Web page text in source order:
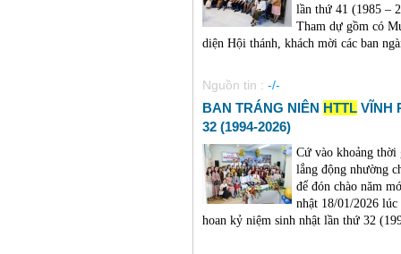
lần thứ 41 (1985 –
Tham dự gồm có
diện Hội thánh, khách mời các ban
Nguồn tin : -/-
BAN TRÁNG NIÊN HTTL VĨNH
32 (1994-2026)
Cứ vào khoảng thời
lắng động nhường
để đón chào năm
nhật 18/01/2026
hoan kỷ niệm sinh nhật lần thứ 32